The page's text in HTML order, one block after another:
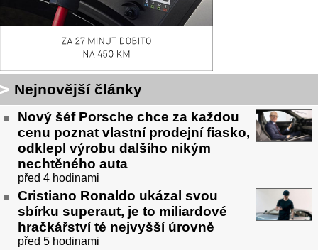
Nejnovější články
Nový šéf Porsche chce za každou
cenu poznat vlastní prodejní fiasko,
odklepl výrobu dalšího nikým
nechtěného auta
před 4 hodinami
Cristiano Ronaldo ukázal svou
sbírku superaut, je to miliardové
hračkářství té nejvyšší úrovně
před 5 hodinami